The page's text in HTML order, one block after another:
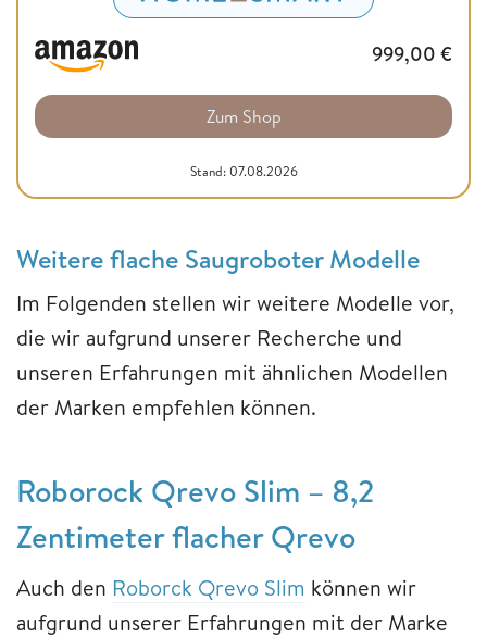
999,00 €
Zum Shop
Stand: 07.08.2026
Weitere flache Saugroboter Modelle
Im Folgenden stellen wir weitere Modelle vor,
die wir aufgrund unserer Recherche und
unseren Erfahrungen mit ähnlichen Modellen
der Marken empfehlen können.
Roborock Qrevo Slim – 8,2
Zentimeter flacher Qrevo
Auch den Roborck Qrevo Slim können wir
aufgrund unserer Erfahrungen mit der Marke